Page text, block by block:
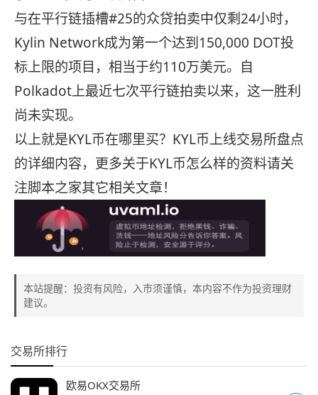
与在平行链插槽#25的众贷拍卖中仅剩24小时，
Kylin Network成为第一个达到150,000 DOT投
标上限的项目，相当于约110万美元。自
Polkadot上最近七次平行链拍卖以来，这一胜利
尚未实现。
以上就是KYL币在哪里买？KYL币上线交易所盘点
的详细内容，更多关于KYL币怎么样的资料请关
注脚本之家其它相关文章！
本站提醒：投资有风险，入市须谨慎，本内容不作为投资理财
建议。
交易所排行
欧易OKX交易所